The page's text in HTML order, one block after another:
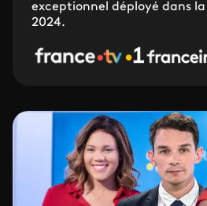
exceptionnel déployé dans
2024.